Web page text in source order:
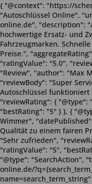
{ "@context": "https://
"Autoschlüssel Online",
online.de", "description":
hochwertige Ersatz- und
Fahrzeugmarken.
Preise.",
"ratingValue": "5.0",
"Review", "author": "Max
"reviewBody": "Super
Autoschlüssel funktioniert
"reviewRating": {
"bestRating": "5" } }, {
Wimmer",
Qualität zu einem fairen
"Sehr zufrieden",
"ratingValue": "5",
"@type": "SearchAction",
online.de/